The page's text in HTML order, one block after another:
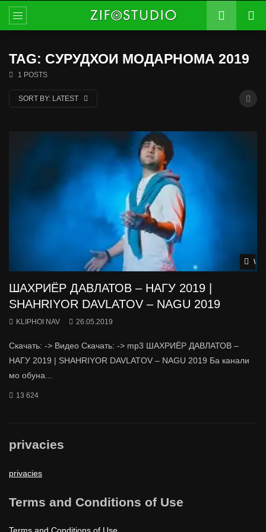
TAG: СУРУДХОИ МОДАРНОМА 2019
1 POSTS
SORT BY: LATEST
ШАХРИЁР ДАВЛАТОВ – НАГУ 2019 |
SHAHRIYOR DAVLATOV – NAGU 2019
KLIPHOI NAV 26.05.2019
Скачать: -> Видео Скачать: -> mp3 ШАХРИЁР ДАВЛАТОВ –
НАГУ 2019 | SHAHRIYOR DAVLATOV – NAGU 2019 Ба канали
мо обуна...
13 624
privacies
privacies
Terms and Conditions of Use